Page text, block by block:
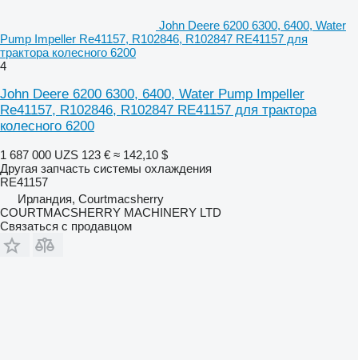
John Deere 6200 6300, 6400, Water
Pump Impeller Re41157, R102846, R102847 RE41157 для
трактора колесного 6200
4
John Deere 6200 6300, 6400, Water Pump Impeller
Re41157, R102846, R102847 RE41157 для трактора
колесного 6200
1 687 000 UZS 123 € ≈ 142,10 $
Другая запчасть системы охлаждения
RE41157
Ирландия, Courtmacsherry
COURTMACSHERRY MACHINERY LTD
Связаться с продавцом